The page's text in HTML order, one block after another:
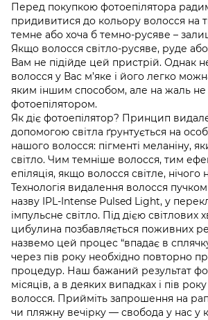
Перед покупкою фотоепілятора
придивитися до кольору волосся на
темне або хоча б темно-русяве –
Якщо волосся світло-русяве, руде
Вам не підійде цей пристрій. Однак
волосся у Вас м’яке і його легко
яким іншим способом, але на жаль не
фотоепілятором.
Як діє фотоепілятор? Принцип
допомогою світла ґрунтується на
нашого волосся: пігменті меланіну,
світло. Чим темніше волосся, тим
епіляція, якщо волосся світле, нічого
Технологія видалення волосся
назву IPL-Intense Pulsed Light, у
імпульсне світло. Під дією світлових
цибулина позбавляється поживних
назвемо цей процес “впадає в
через пів року необхідно повторно
процедур. Наш бажаний результат
місяців, а в деяких випадках і пів
волосся. Прийміть запрошення на
чи пляжну вечірку — свобода у нас у